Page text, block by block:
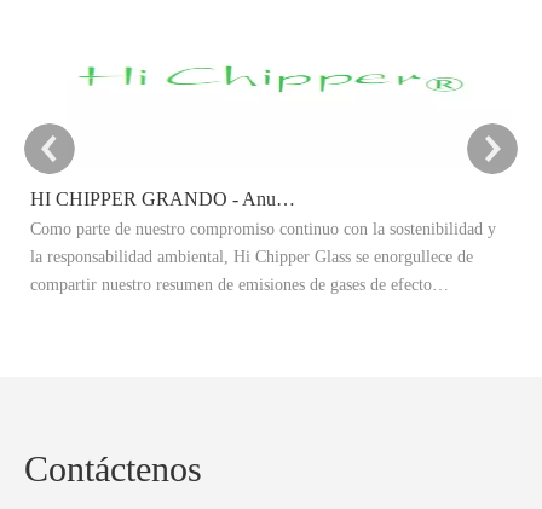
HI CHIPPER GRANDO - Anuncio del objetivo de reducción de carbono 2025
Como parte de nuestro compromiso continuo con la sostenibilidad y
la responsabilidad ambiental, Hi Chipper Glass se enorgullece de
compartir nuestro resumen de emisiones de gases de efecto
Contáctenos